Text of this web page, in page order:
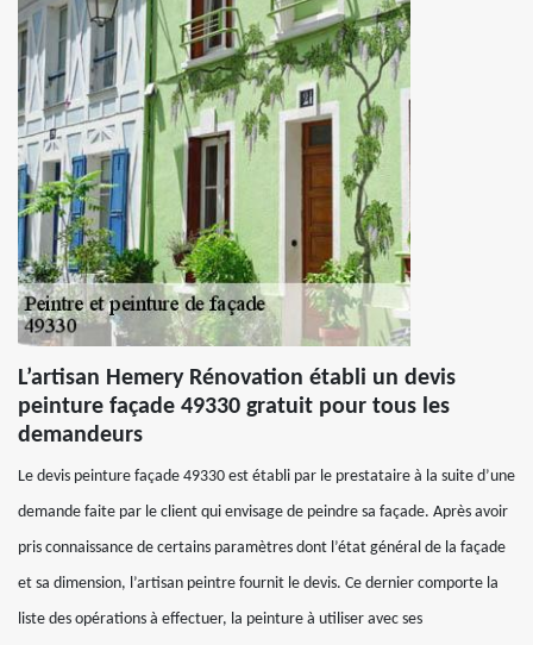
L’artisan Hemery Rénovation établi un devis
peinture façade 49330 gratuit pour tous les
demandeurs
Le devis peinture façade 49330 est établi par le prestataire à la suite d’une
demande faite par le client qui envisage de peindre sa façade. Après avoir
pris connaissance de certains paramètres dont l’état général de la façade
et sa dimension, l’artisan peintre fournit le devis. Ce dernier comporte la
liste des opérations à effectuer, la peinture à utiliser avec ses